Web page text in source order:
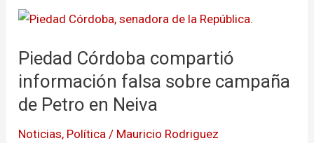
Piedad Córdoba compartió
información falsa sobre campaña
de Petro en Neiva
Noticias, Política / Mauricio Rodriguez
Piedad
compartió
información
falsa
sobre
campaña